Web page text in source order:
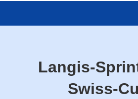
Langis-
Swiss-